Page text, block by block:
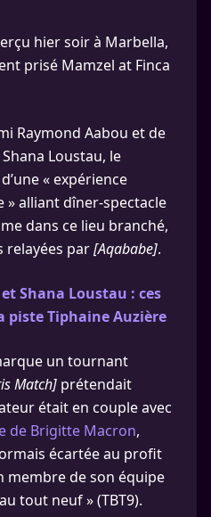
hier soir à Marbella,
prisé Mamzel at Finca
Raymond Aabou et de
Loustau, le
« expérience
alliant dîner-spectacle
dans ce lieu branché,
relayées par[Aqababe].
Shana Loustau : ces
piste Tiphaine Auzière
un tournant
Match] prétendait
était en couple avec
de Brigitte Macron,
écartée au profit
membre de son équipe
tout neuf » (TBT9).